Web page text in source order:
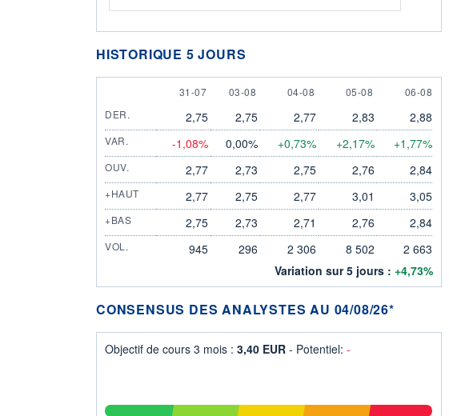
HISTORIQUE 5 JOURS
31 JULY
31-07 3 AUGUST
03-08 4 AUGUST
04-08 5 AUGUST
05-08 6 AUGUST
06-08
DER.
2,75 2,75 2,77 2,83 2,88
VAR. -1,08% 0,00% +0,73% +2,17% +1,77%
OUV. 2,77 2,73 2,75 2,76 2,84
+HAUT 2,77 2,75 2,77 3,01 3,05
+BAS 2,75 2,73 2,71 2,76 2,84
VOL. 945 296 2 306 8 502
2 663
Variation sur 5 jours : +4,73%
CONSENSUS DES ANALYSTES AU 04/08/26*
Objectif de cours 3 mois : 3,40 EUR - Potentiel: -